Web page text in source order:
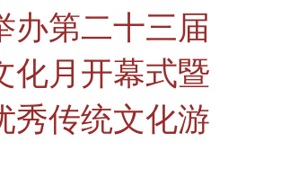
办第二十三届
化月开幕式暨
秀传统文化游